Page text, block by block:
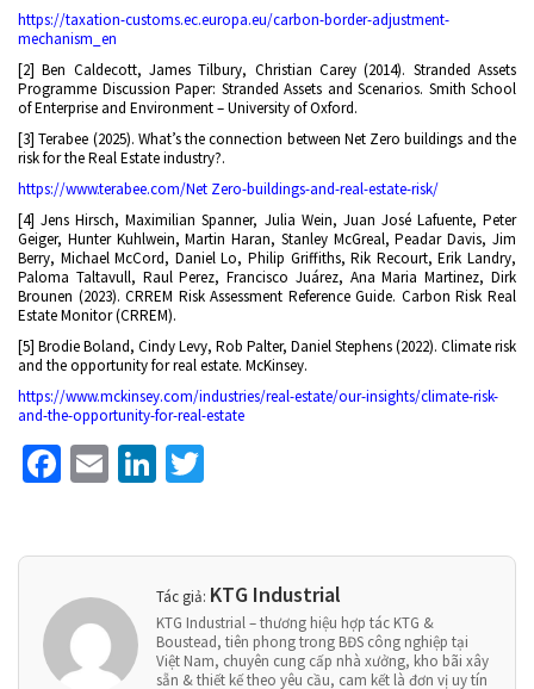
https://taxation-customs.ec.europa.eu/carbon-border-adjustment-
mechanism_en
[2] Ben Caldecott, James Tilbury, Christian Carey (2014). Stranded Assets
Programme Discussion Paper: Stranded Assets and Scenarios. Smith School
of Enterprise and Environment – University of Oxford.
[3] Terabee (2025). What’s the connection between Net Zero buildings and the
risk for the Real Estate industry?.
https://www.terabee.com/Net Zero-buildings-and-real-estate-risk/
[4] Jens Hirsch, Maximilian Spanner, Julia Wein, Juan José Lafuente, Peter
Geiger, Hunter Kuhlwein, Martin Haran, Stanley McGreal, Peadar Davis, Jim
Berry, Michael McCord, Daniel Lo, Philip Griffiths, Rik Recourt, Erik Landry,
Paloma Taltavull, Raul Perez, Francisco Juárez, Ana Maria Martinez, Dirk
Brounen (2023). CRREM Risk Assessment Reference Guide. Carbon Risk Real
Estate Monitor (CRREM).
[5] Brodie Boland, Cindy Levy, Rob Palter, Daniel Stephens (2022). Climate risk
and the opportunity for real estate. McKinsey.
https://www.mckinsey.com/industries/real-estate/our-insights/climate-risk-
and-the-opportunity-for-real-estate
Facebook
EmailLinkedIn
Tác giả: KTG Industrial
KTG Industrial – thương hiệu hợp tác KTG &
Boustead, tiên phong trong BĐS công nghiệp tại
Việt Nam, chuyên cung cấp nhà xưởng, kho bãi xây
sẵn & thiết kế theo yêu cầu, cam kết là đơn vị uy tín